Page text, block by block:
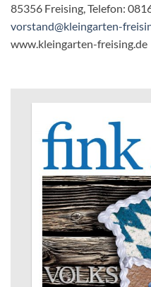
85356 Freising, Telefon:
vorstand@kleingarten-
www.kleingarten-freising.de